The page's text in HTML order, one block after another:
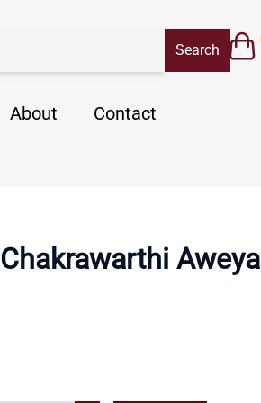
About Contact
Chakrawarthi Aweya